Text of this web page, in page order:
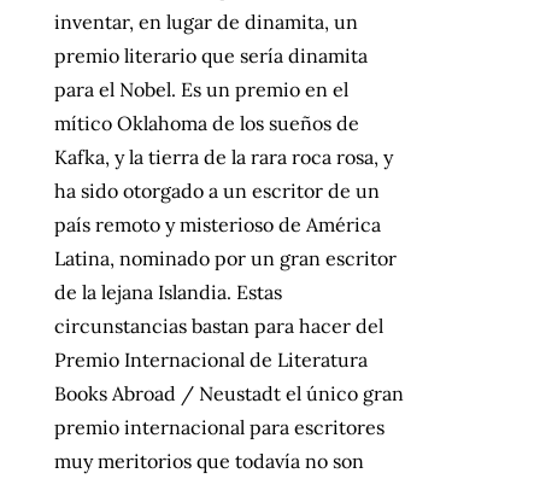
inventar, en lugar de dinamita, un
premio literario que sería dinamita
para el Nobel. Es un premio en el
mítico Oklahoma de los sueños de
Kafka, y la tierra de la rara roca rosa, y
ha sido otorgado a un escritor de un
país remoto y misterioso de América
Latina, nominado por un gran escritor
de la lejana Islandia. Estas
circunstancias bastan para hacer del
Premio Internacional de Literatura
Books Abroad / Neustadt el único gran
premio internacional para escritores
muy meritorios que todavía no son